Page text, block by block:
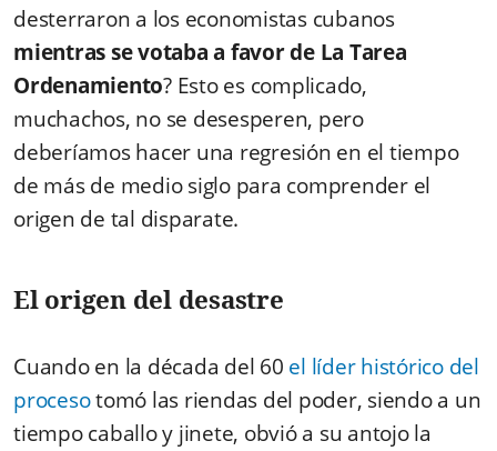
desterraron a los economistas cubanos
mientras se votaba a favor de La Tarea
Ordenamiento? Esto es complicado,
muchachos, no se desesperen, pero
deberíamos hacer una regresión en el tiempo
de más de medio siglo para comprender el
origen de tal disparate.
El origen del desastre
Cuando en la década del 60 el líder histórico del
procesotomó las riendas del poder, siendo a un
tiempo caballo y jinete, obvió a su antojo la